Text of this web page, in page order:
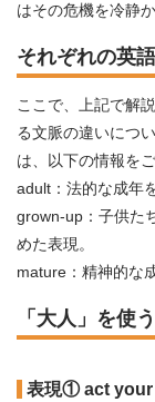
はその危機を冷静
それぞれの英
ここで、上記で解
る文脈の違いにつ
は、以下の情報を
adult：法的な成年
grown-up：子供た
めた表現。
mature：精神的な
「大人」を使
表現① act your